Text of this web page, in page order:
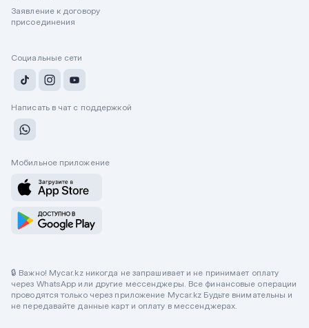
Заявление к договору
присоединения
Социальные сети
Написать в чат с поддержкой
Мобильное приложение
🔒 Важно! Mycar.kz никогда не запрашивает и не принимает оплату
через WhatsApp или другие мессенджеры. Все финансовые операции
проводятся только через приложение Mycar.kz Будьте внимательны и
не передавайте данные карт и оплату в мессенджерах.